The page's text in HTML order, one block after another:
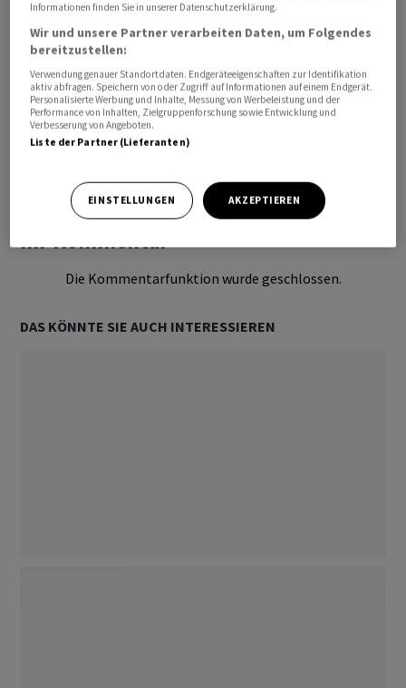
Bevorzugte Quelle So funktioniert's
Ihr Kommentar
Die Kommentarfunktion wurde geschlossen.
DAS KÖNNTE SIE AUCH INTERESSIEREN
Informationen finden Sie in unserer Datenschutzerklärung.
Wir und unsere Partner verarbeiten Daten, um Folgendes
bereitzustellen:
Verwendung genauer Standortdaten. Endgeräteeigenschaften zur Identifikation
aktiv abfragen. Speichern von oder Zugriff auf Informationen auf einem Endgerät.
Personalisierte Werbung und Inhalte, Messung von Werbeleistung und der
Performance von Inhalten, Zielgruppenforschung sowie Entwicklung und
Verbesserung von Angeboten.
Liste der Partner (Lieferanten)
EINSTELLUNGEN AKZEPTIEREN